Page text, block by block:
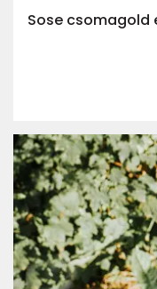
Sose csomagold